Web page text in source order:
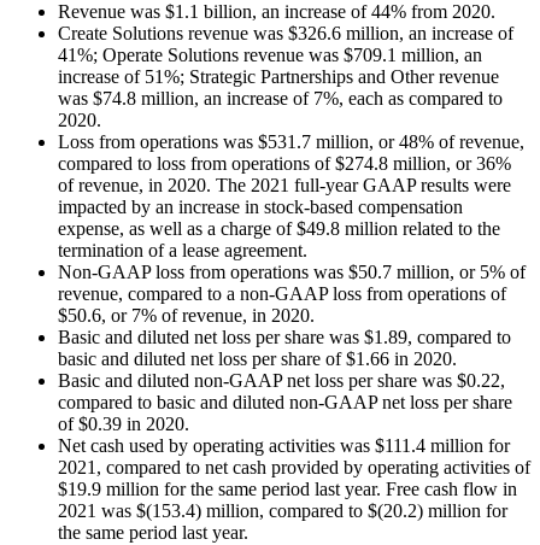
Revenue was $1.1 billion, an increase of 44% from 2020.
Create Solutions revenue was $326.6 million, an increase of
41%; Operate Solutions revenue was $709.1 million, an
increase of 51%; Strategic Partnerships and Other revenue
was $74.8 million, an increase of 7%, each as compared to
2020.
Loss from operations was $531.7 million, or 48% of revenue,
compared to loss from operations of $274.8 million, or 36%
of revenue, in 2020. The 2021 full-year GAAP results were
impacted by an increase in stock-based compensation
expense, as well as a charge of $49.8 million related to the
termination of a lease agreement.
Non-GAAP loss from operations was $50.7 million, or 5% of
revenue, compared to a non-GAAP loss from operations of
$50.6, or 7% of revenue, in 2020.
Basic and diluted net loss per share was $1.89, compared to
basic and diluted net loss per share of $1.66 in 2020.
Basic and diluted non-GAAP net loss per share was $0.22,
compared to basic and diluted non-GAAP net loss per share
of $0.39 in 2020.
Net cash used by operating activities was $111.4 million for
2021, compared to net cash provided by operating activities of
$19.9 million for the same period last year. Free cash flow in
2021 was $(153.4) million, compared to $(20.2) million for
the same period last year.